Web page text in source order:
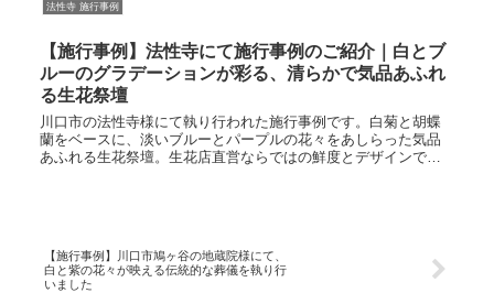
法性寺 施行事例
【施行事例】法性寺にて施行事例のご紹介｜白とブ
ルーのグラデーションが彩る、清らかで気品あふれ
る生花祭壇
川口市の法性寺様にて執り行われた施行事例です。白菊と胡蝶
蘭をベースに、淡いブルーとパープルの花々をあしらった気品
あふれる生花祭壇。生花店直営ならではの鮮度とデザインで、
【施行事例】川口市鳩ヶ谷の地蔵院様にて、
白と紫の花々が映える伝統的な葬儀を執り行
いました